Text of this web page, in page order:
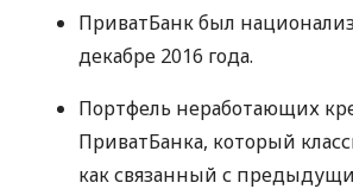
ПриватБанк был
декабре 2016 года.
Портфель неработающих
ПриватБанка, который
как связанный с